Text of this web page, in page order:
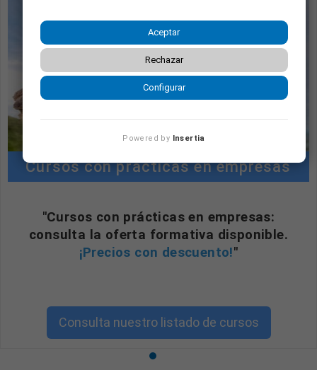
Cursos con prácticas en empresas
"Cursos con prácticas en empresas:
consulta la oferta formativa disponible.
¡Precios con descuento!"
Consulta nuestro listado de cursos
Aceptar
Rechazar
Configurar
Powered by Insertia